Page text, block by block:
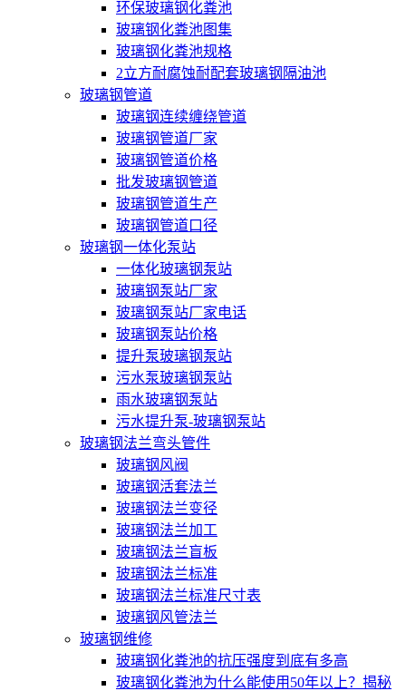
环保玻璃钢化粪池
玻璃钢化粪池图集
玻璃钢化粪池规格
2立方耐腐蚀耐配套玻璃钢隔油池
玻璃钢管道
玻璃钢连续缠绕管道
玻璃钢管道厂家
玻璃钢管道价格
批发玻璃钢管道
玻璃钢管道生产
玻璃钢管道口径
玻璃钢一体化泵站
一体化玻璃钢泵站
玻璃钢泵站厂家
玻璃钢泵站厂家电话
玻璃钢泵站价格
提升泵玻璃钢泵站
污水泵玻璃钢泵站
雨水玻璃钢泵站
污水提升泵-玻璃钢泵站
玻璃钢法兰弯头管件
玻璃钢风阀
玻璃钢活套法兰
玻璃钢法兰变径
玻璃钢法兰加工
玻璃钢法兰盲板
玻璃钢法兰标准
玻璃钢法兰标准尺寸表
玻璃钢风管法兰
玻璃钢维修
玻璃钢化粪池的抗压强度到底有多高
玻璃钢化粪池为什么能使用50年以上？揭秘